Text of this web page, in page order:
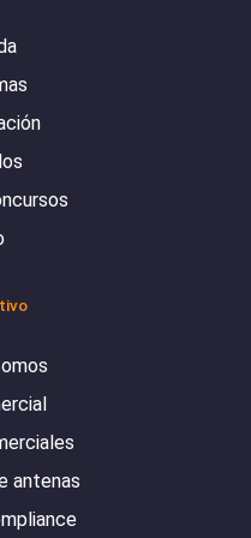
antenas